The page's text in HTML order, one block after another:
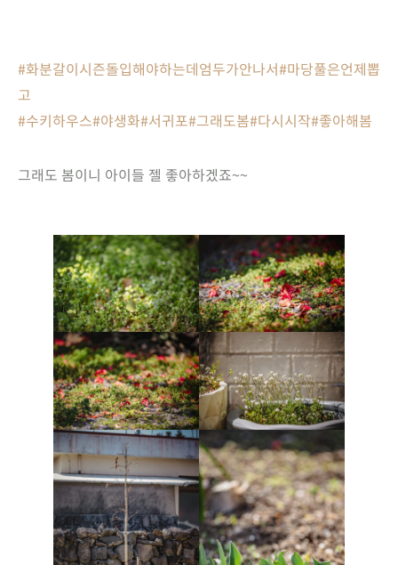
#화분갈이시즌돌입해야하는데엄두가안나서#마당풀은언제뽑
고
#수키하우스#야생화#서귀포#그래도봄#다시시작#좋아해봄
그래도 봄이니 아이들 젤 좋아하겠죠~~